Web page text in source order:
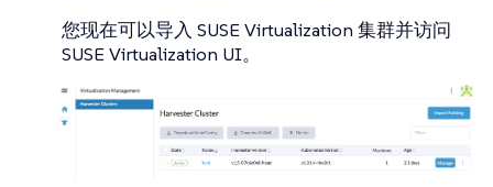
您现在可以导入 SUSE Virtualization 集群并访问
SUSE Virtualization UI。